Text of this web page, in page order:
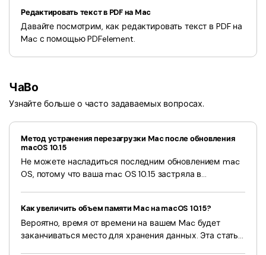
Редактировать текст в PDF на Mac
Давайте посмотрим, как редактировать текст в PDF на
Mac с помощью PDFelement.
ЧаВо
Узнайте больше о часто задаваемых вопросах.
Метод устранения перезагрузки Mac после обновления
macOS 10.15
Не можете насладиться последним обновлением mac
OS, потому что ваша mac OS 10.15 застряла в
всегда так. Вы можете попробовать.
Как увеличить объем памяти Mac на macOS 10.15?
Вероятно, время от времени на вашем Mac будет
заканчиваться место для хранения данных. Эта статья